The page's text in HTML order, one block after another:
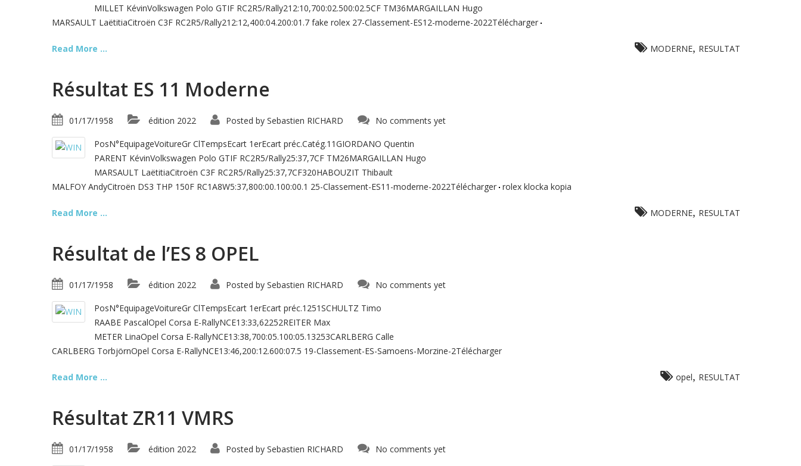
MILLET KévinVolkswagen Polo GTIF RC2R5/Rally212:10,700:02.500:02.5CF TM36MARGAILLAN Hugo
MARSAULT LaëtitiaCitroën C3F RC2R5/Rally212:12,400:04.200:01.7 fake rolex 27-Classement-ES12-moderne-2022Télécharger
Read More ... MODERNE, RESULTAT
Résultat ES 11 Moderne
01/17/1958 édition 2022 Posted by Sebastien RICHARD No comments yet
PosN°EquipageVoitureGr ClTempsEcart 1erEcart préc.Catég.11GIORDANO Quentin
PARENT KévinVolkswagen Polo GTIF RC2R5/Rally25:37,7CF TM26MARGAILLAN Hugo
MARSAULT LaëtitiaCitroën C3F RC2R5/Rally25:37,7CF320HABOUZIT Thibault
MALFOY AndyCitroën DS3 THP 150F RC1A8W5:37,800:00.100:00.1 25-Classement-ES11-moderne-2022Télécharger rolex klocka kopia
Read More ... MODERNE, RESULTAT
Résultat de l’ES 8 OPEL
01/17/1958 édition 2022 Posted by Sebastien RICHARD No comments yet
PosN°EquipageVoitureGr ClTempsEcart 1erEcart préc.1251SCHULTZ Timo
RAABE PascalOpel Corsa E-RallyNCE13:33,62252REITER Max
METER LinaOpel Corsa E-RallyNCE13:38,700:05.100:05.13253CARLBERG Calle
CARLBERG TorbjörnOpel Corsa E-RallyNCE13:46,200:12.600:07.5 19-Classement-ES-Samoens-Morzine-2Télécharger
Read More ... opel, RESULTAT
Résultat ZR11 VMRS
01/17/1958 édition 2022 Posted by Sebastien RICHARD No comments yet